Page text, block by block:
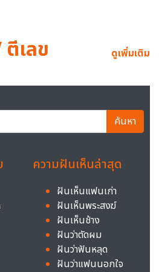
เลข ดูเพิ่มเติม
ค้นหา
ความฝันเห็นล่าสุด
ฝันเห็นแฟนเก่า
ฝันเห็นพระสงฆ์
ฝันเห็นช้าง
ฝันว่าตัดผม
ฝันว่าฟันหลุด
ฝันว่าแฟนนอกใจ